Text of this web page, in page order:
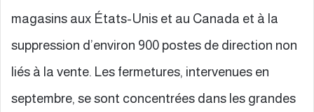
magasins aux États-Unis et au Canada et à la
suppression d’environ 900 postes de direction non
liés à la vente. Les fermetures, intervenues en
septembre, se sont concentrées dans les grandes